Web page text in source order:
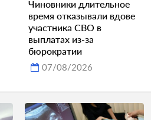
Чиновники длительное
время отказывали вдове
участника СВО в
выплатах из-за
бюрократии
07/08/2026